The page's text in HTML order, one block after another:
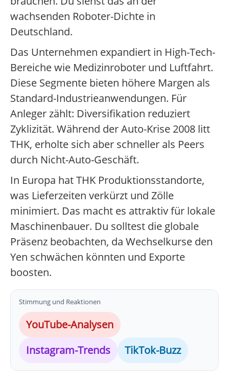
wachsenden Roboter-Dichte in
Deutschland.
Das Unternehmen expandiert in High-Tech-
Bereiche wie Medizinroboter und Luftfahrt.
Diese Segmente bieten höhere Margen als
Standard-Industrieanwendungen. Für
Anleger zählt: Diversifikation reduziert
Zyklizität. Während der Auto-Krise 2008 litt
THK, erholte sich aber schneller als Peers
durch Nicht-Auto-Geschäft.
In Europa hat THK Produktionsstandorte,
was Lieferzeiten verkürzt und Zölle
minimiert. Das macht es attraktiv für lokale
Maschinenbauer. Du solltest die globale
Präsenz beobachten, da Wechselkurse den
Yen schwächen könnten und Exporte
boosten.
Stimmung und Reaktionen
YouTube-Analysen
Instagram-Trends
TikTok-Buzz